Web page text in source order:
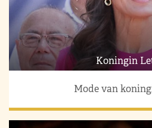
Koningin
Mode van